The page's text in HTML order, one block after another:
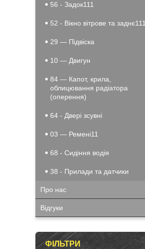
56 - Задок111
52 - Вікно вітрове та заднє111
29 — Підвіска
10 — Двигун
84 — Капот, крила,
облицювання радіатора
(оперення)
64 - Двері зсувні
03 — Ремені11
68 - Сидіння водія
38 - Прилади та датчики
Про нас
Відгуки
ФІЛЬТРИ